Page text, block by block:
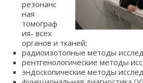
резонанс
ная
томограф
ия- всех
органов и тканей;
радиоизотопные методы
рентгенологические методы
эндоскопические методы